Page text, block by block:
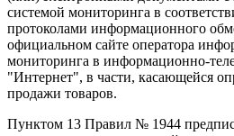
системой мониторинга в
протоколами информационного
официальном сайте оператора
мониторинга в информационно-
"Интернет", в части, касающейся
продажи товаров.
Пунктом 13 Правил № 1944